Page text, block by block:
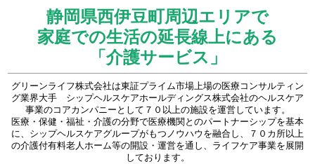
静岡県西伊豆町周辺エリアで
家庭での生活の延長線上にある
「介護サービス」
グリーンライフ株式会社は東証プライム市場上場の医療コンサルティン
グ業界大手 シップヘルスケアホールディングス株式会社のヘルスケア
事業のコアカンパニーとして７０以上の施設を運営しています。
医療・保健・福祉・介護の分野で医療機関とのパートナーシップを基本
に、シップヘルスケアグループがもつノウハウを融合し、７０カ所以上
の介護付有料老人ホーム等の開設・運営を通し、ライフケア事業を展開
しております。